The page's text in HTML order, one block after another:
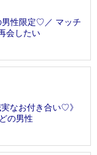
男性限定♡／ マッチ
会したい
なお付き合い♡》
の男性